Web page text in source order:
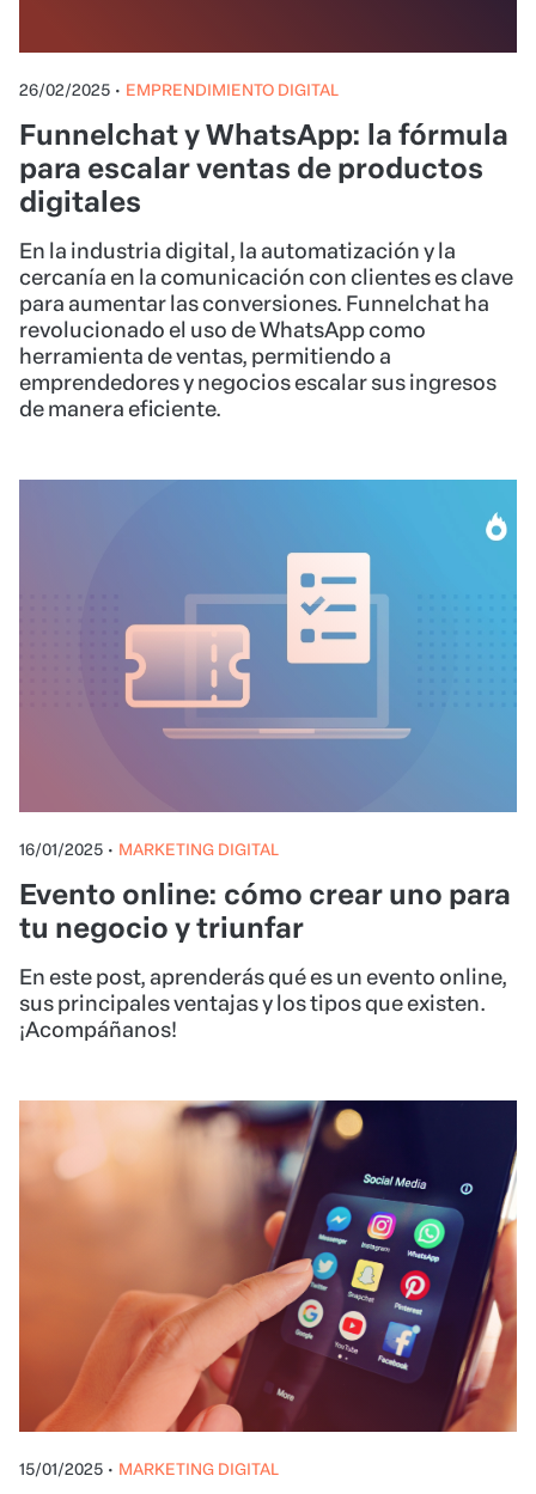
26/02/2025 • EMPRENDIMIENTO DIGITAL
Funnelchat y WhatsApp: la fórmula
para escalar ventas de productos
digitales
En la industria digital, la automatización y la
cercanía en la comunicación con clientes es clave
para aumentar las conversiones. Funnelchat ha
revolucionado el uso de WhatsApp como
herramienta de ventas, permitiendo a
emprendedores y negocios escalar sus ingresos
de manera eficiente.
16/01/2025 • MARKETING DIGITAL
Evento online: cómo crear uno para
tu negocio y triunfar
En este post, aprenderás qué es un evento online,
sus principales ventajas y los tipos que existen.
¡Acompáñanos!
15/01/2025 • MARKETING DIGITAL